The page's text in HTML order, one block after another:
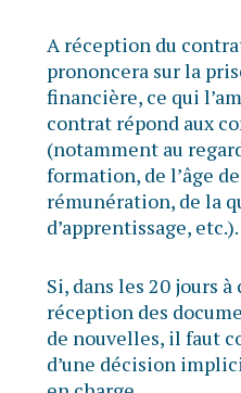
A réception du
prononcera sur la
financière, ce qui
contrat répond aux
(notamment au
formation, de l’âge
rémunération, de la
d’apprentissage, etc.).
Si, dans les 20 jours
réception des
de nouvelles, il faut
d’une décision